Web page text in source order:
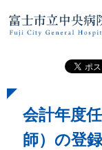
富士市立中央病院
会計年度
師）の登